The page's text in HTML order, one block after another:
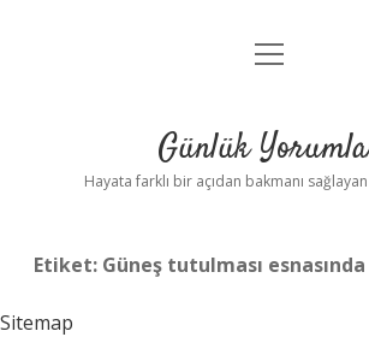
Anasayfa
Yasal Uyarı
menüyü
Günlük
Hayata farklı bir açıdan bakmanı
Etiket: Güneş tutulması
Sitemap